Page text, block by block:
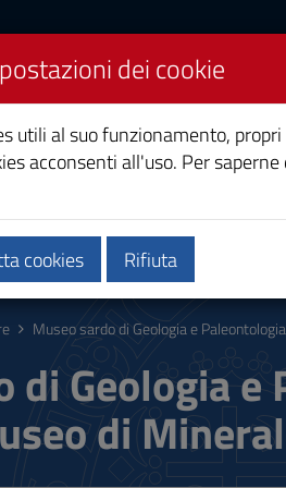
e territorio
Museo sardo di Geologia e
di Geologia
di
dei cookie
utili al suo funzionamento,
acconsenti all'uso. Per saperne
cookies Rifiuta